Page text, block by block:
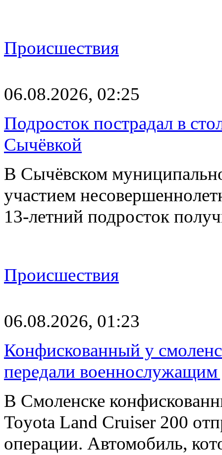
Происшествия
06.08.2026, 02:25
Подросток пострадал в
Сычёвкой
В Сычёвском
участием
13-летний подросток
Происшествия
06.08.2026, 01:23
Конфискованный у
передали
В Смоленске
Toyota Land Cruiser 200
операции. Автомобиль,